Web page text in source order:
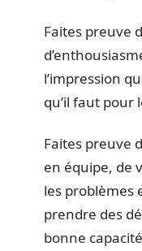
Faites preuve
l’impression
qu’il faut pour
Faites preuve
en équipe, de
les problèmes
prendre des
bonne